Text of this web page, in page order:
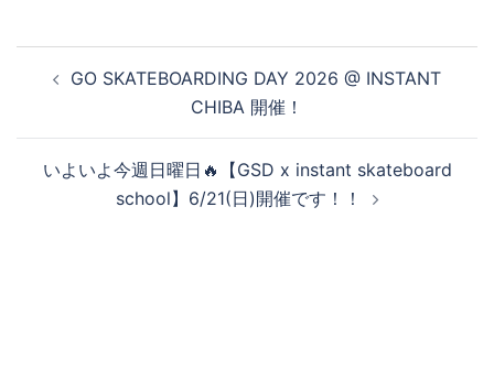
GO SKATEBOARDING DAY 2026 @ INSTANT
CHIBA 開催！
いよいよ今週日曜日🔥【GSD x instant skateboard
school】6/21(日)開催です！！